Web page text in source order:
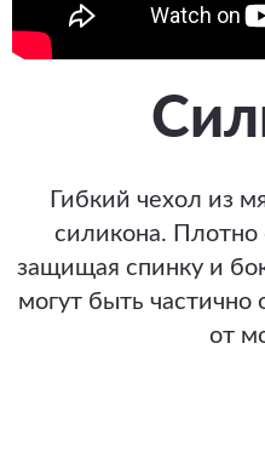
Гибкий чехол из
силикона. Плотно
защищая спинку и
могут быть частично
от